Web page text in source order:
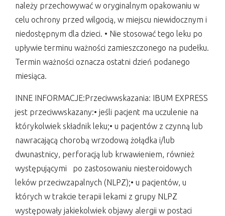
należy przechowywać w oryginalnym opakowaniu w
celu ochrony przed wilgocią, w miejscu niewidocznym i
niedostępnym dla dzieci. • Nie stosować tego leku po
upływie terminu ważności zamieszczonego na pudełku.
Termin ważności oznacza ostatni dzień podanego
miesiąca.
INNE INFORMACJE:Przeciwwskazania: IBUM EXPRESS
jest przeciwwskazany:• jeśli pacjent ma uczulenie na
którykolwiek składnik leku;• u pacjentów z czynną lub
nawracającą chorobą wrzodową żołądka i/lub
dwunastnicy, perforacją lub krwawieniem, również
występującymi po zastosowaniu niesteroidowych
leków przeciwzapalnych (NLPZ);• u pacjentów, u
których w trakcie terapii lekami z grupy NLPZ
występowały jakiekolwiek objawy alergii w postaci